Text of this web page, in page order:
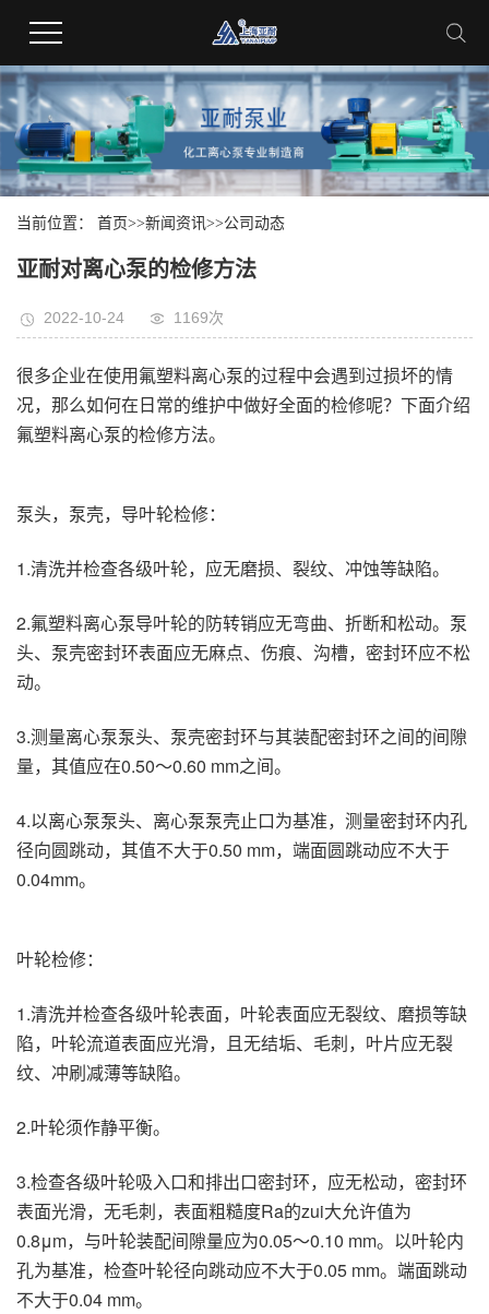
当前位置： 首页>>新闻资讯>>公司动态
亚耐对离心泵的检修方法
2022-10-24 1169次
很多企业在使用氟塑料离心泵的过程中会遇到过损坏的情
况，那么如何在日常的维护中做好全面的检修呢？下面介绍
氟塑料离心泵的检修方法。
泵头，泵壳，导叶轮检修：
1.清洗并检查各级叶轮，应无磨损、裂纹、冲蚀等缺陷。
2.氟塑料离心泵导叶轮的防转销应无弯曲、折断和松动。泵
头、泵壳密封环表面应无麻点、伤痕、沟槽，密封环应不松
动。
3.测量离心泵泵头、泵壳密封环与其装配密封环之间的间隙
量，其值应在0.50～0.60 mm之间。
4.以离心泵泵头、离心泵泵壳止口为基准，测量密封环内孔
径向圆跳动，其值不大于0.50 mm，端面圆跳动应不大于
0.04mm。
叶轮检修：
1.清洗并检查各级叶轮表面，叶轮表面应无裂纹、磨损等缺
陷，叶轮流道表面应光滑，且无结垢、毛刺，叶片应无裂
纹、冲刷减薄等缺陷。
2.叶轮须作静平衡。
3.检查各级叶轮吸入口和排出口密封环，应无松动，密封环
表面光滑，无毛刺，表面粗糙度Ra的zui大允许值为
0.8μm，与叶轮装配间隙量应为0.05～0.10 mm。以叶轮内
孔为基准，检查叶轮径向跳动应不大于0.05 mm。端面跳动
不大于0.04 mm。